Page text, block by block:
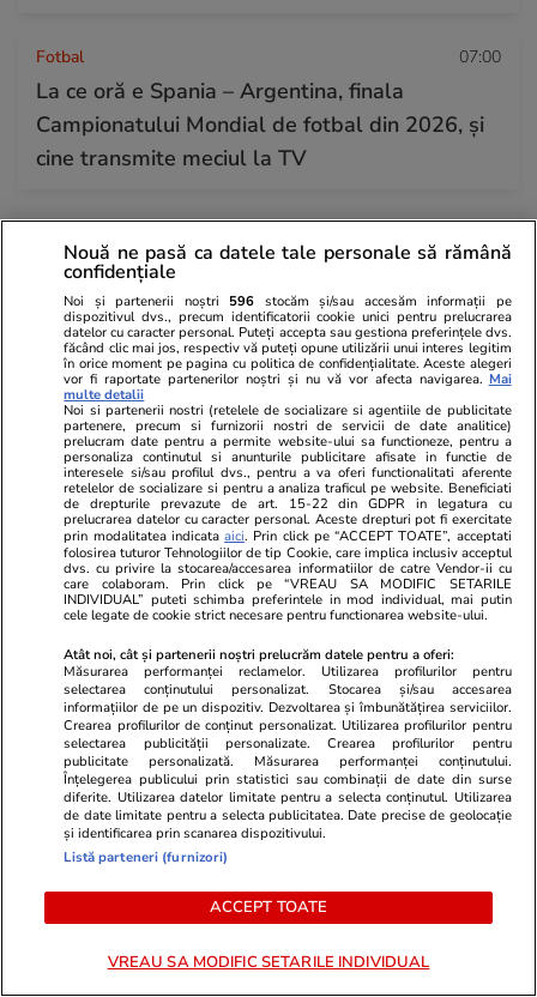
Fotbal 07:00
La ce oră e Spania – Argentina, finala
Campionatului Mondial de fotbal din 2026, și
cine transmite meciul la TV
Horoscop Urania | Previziuni astrologice pentru
perioada 18 – 24 iulie 2026. Soarele va intra în
zodia Leului
Lifestyle 11:00
Cum îți poți face pisica de
apartament fericită fără costuri
mari. 8 metode simple
recomandate de specialiști
Lifestyle
Un copil de
dinozauri, a
intrat în
SUA
Horoscop 18 iulie 2026.
Nouă ne pasă ca datele tale personale să rămână
confidențiale
Noi și partenerii noștri 596 stocăm și/sau accesăm informații pe
dispozitivul dvs., precum identificatorii cookie unici pentru prelucrarea
datelor cu caracter personal. Puteți accepta sau gestiona preferințele dvs.
făcând clic mai jos, respectiv vă puteți opune utilizării unui interes legitim
în orice moment pe pagina cu politica de confidențialitate. Aceste alegeri
vor fi raportate partenerilor noștri și nu vă vor afecta navigarea. Mai
multe detalii
Noi si partenerii nostri (retelele de socializare si agentiile de publicitate
partenere, precum si furnizorii nostri de servicii de date analitice)
prelucram date pentru a permite website-ului sa functioneze, pentru a
personaliza continutul si anunturile publicitare afisate in functie de
interesele si/sau profilul dvs., pentru a va oferi functionalitati aferente
retelelor de socializare si pentru a analiza traficul pe website. Beneficiati
de drepturile prevazute de art. 15-22 din GDPR in legatura cu
prelucrarea datelor cu caracter personal. Aceste drepturi pot fi exercitate
prin modalitatea indicataaici. Prin click pe “ACCEPT TOATE”, acceptati
folosirea tuturor Tehnologiilor de tip Cookie, care implica inclusiv acceptul
dvs. cu privire la stocarea/accesarea informatiilor de catre Vendor-ii cu
care colaboram. Prin click pe “VREAU SA MODIFIC SETARILE
INDIVIDUAL” puteti schimba preferintele in mod individual, mai putin
cele legate de cookie strict necesare pentru functionarea website-ului.
Atât noi, cât și partenerii noștri prelucrăm datele pentru a oferi:
Măsurarea performanței reclamelor. Utilizarea profilurilor pentru
selectarea conținutului personalizat. Stocarea și/sau accesarea
informațiilor de pe un dispozitiv. Dezvoltarea și îmbunătățirea serviciilor.
Crearea profilurilor de conținut personalizat. Utilizarea profilurilor pentru
selectarea publicității personalizate. Crearea profilurilor pentru
publicitate personalizată. Măsurarea performanței conținutului.
Înțelegerea publicului prin statistici sau combinații de date din surse
diferite. Utilizarea datelor limitate pentru a selecta conținutul. Utilizarea
de date limitate pentru a selecta publicitatea. Date precise de geolocație
și identificarea prin scanarea dispozitivului.
Listă parteneri (furnizori)
ACCEPT TOATE
VREAU SA MODIFIC SETARILE INDIVIDUAL